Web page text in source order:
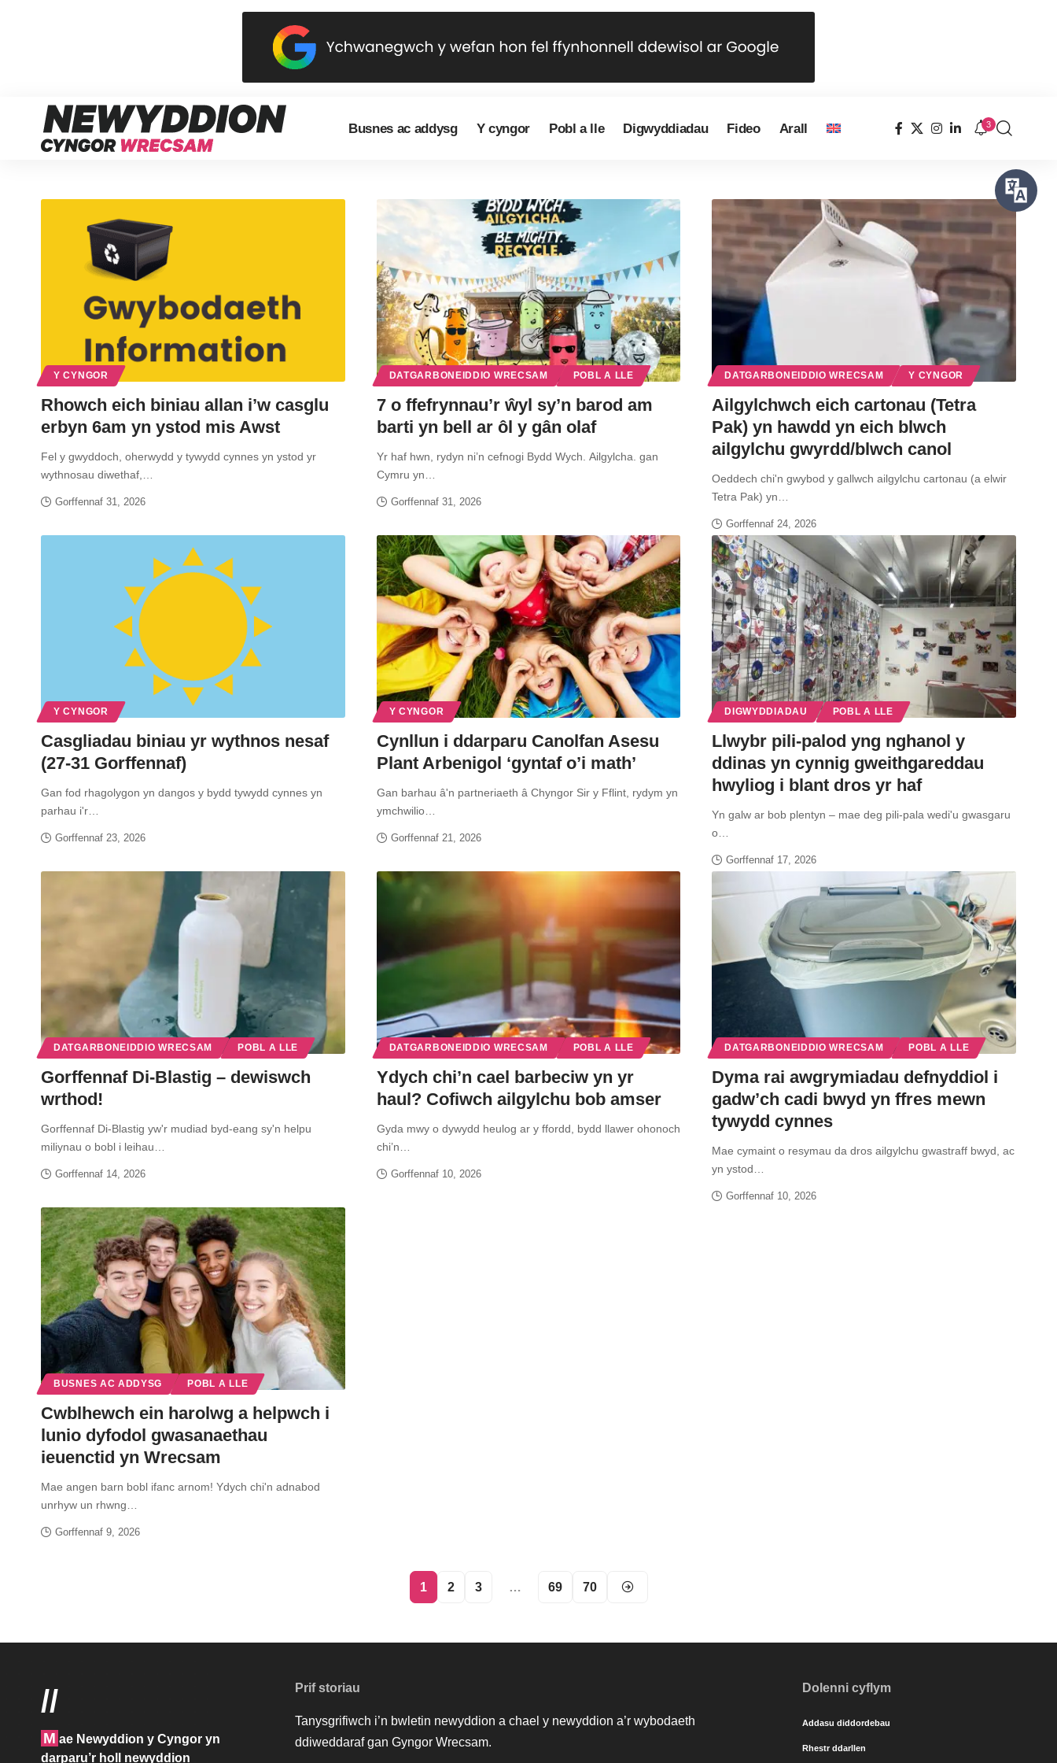
Busnes ac addysg Y cyngor Pobl a lle Digwyddiadau Fideo Arall 3
Y CYNGOR
Rhowch eich biniau allan i’w casglu
erbyn 6am yn ystod mis Awst
Fel y gwyddoch, oherwydd y tywydd cynnes yn ystod yr
wythnosau diwethaf,…
Gorffennaf 31, 2026
DATGARBONEIDDIO WRECSAM POBL A LLE
7 o ffefrynnau’r ŵyl sy’n barod am
barti yn bell ar ôl y gân olaf
Yr haf hwn, rydyn ni’n cefnogi Bydd Wych. Ailgylcha. gan
Cymru yn…
Gorffennaf 31, 2026
DATGARBONEIDDIO WRECSAM Y CYNGOR
Ailgylchwch eich cartonau (Tetra
Pak) yn hawdd yn eich blwch
ailgylchu gwyrdd/blwch canol
Oeddech chi'n gwybod y gallwch ailgylchu cartonau (a elwir
Tetra Pak) yn…
Gorffennaf 24, 2026
Y CYNGOR
Casgliadau biniau yr wythnos nesaf
(27-31 Gorffennaf)
Gan fod rhagolygon yn dangos y bydd tywydd cynnes yn
parhau i'r…
Gorffennaf 23, 2026
Y CYNGOR
Cynllun i ddarparu Canolfan Asesu
Plant Arbenigol ‘gyntaf o’i math’
Gan barhau â'n partneriaeth â Chyngor Sir y Fflint, rydym yn
ymchwilio…
Gorffennaf 21, 2026
DIGWYDDIADAU POBL A LLE
Llwybr pili-palod yng nghanol y
ddinas yn cynnig gweithgareddau
hwyliog i blant dros yr haf
Yn galw ar bob plentyn – mae deg pili-pala wedi'u gwasgaru
o…
Gorffennaf 17, 2026
DATGARBONEIDDIO WRECSAM POBL A LLE
Gorffennaf Di-Blastig – dewiswch
wrthod!
Gorffennaf Di-Blastig yw'r mudiad byd-eang sy'n helpu
miliynau o bobl i leihau…
Gorffennaf 14, 2026
DATGARBONEIDDIO WRECSAM POBL A LLE
Ydych chi’n cael barbeciw yn yr
haul? Cofiwch ailgylchu bob amser
Gyda mwy o dywydd heulog ar y ffordd, bydd llawer ohonoch
chi’n…
Gorffennaf 10, 2026
DATGARBONEIDDIO WRECSAM POBL A LLE
Dyma rai awgrymiadau defnyddiol i
gadw’ch cadi bwyd yn ffres mewn
tywydd cynnes
Mae cymaint o resymau da dros ailgylchu gwastraff bwyd, ac
yn ystod…
Gorffennaf 10, 2026
BUSNES AC ADDYSG POBL A LLE
Cwblhewch ein harolwg a helpwch i
lunio dyfodol gwasanaethau
ieuenctid yn Wrecsam
Mae angen barn bobl ifanc arnom! Ydych chi'n adnabod
unrhyw un rhwng…
Gorffennaf 9, 2026
1 2 3 … 69 70
//
M ae Newyddion y Cyngor yn
darparu’r holl newyddion
Prif storiau
Tanysgrifiwch i’n bwletin newyddion a chael y newyddion a’r wybodaeth
ddiweddaraf gan Gyngor Wrecsam.
Dolenni cyflym
Addasu diddordebau
Rhestr ddarllen